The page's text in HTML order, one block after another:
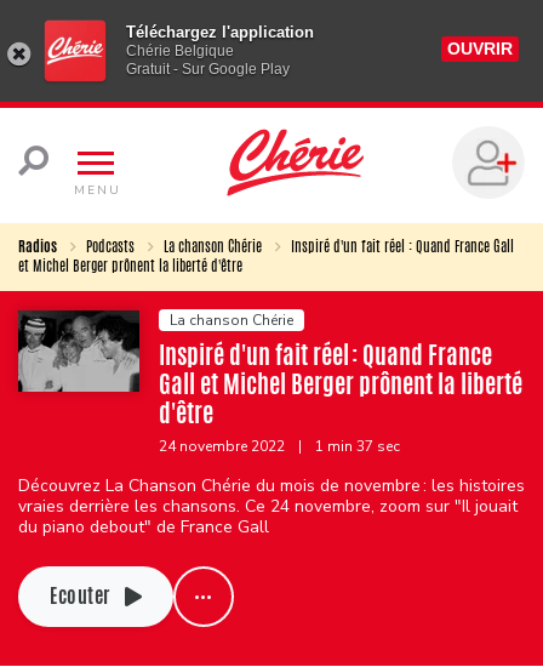
Téléchargez l'application
Chérie Belgique
Gratuit - Sur Google Play
OUVRIR
MENU
Radios Podcasts La chanson Chérie
Inspiré d'un fait réel : Quand France Gall
et Michel Berger prônent la liberté d'être
La chanson Chérie
Inspiré d'un fait réel : Quand France
Gall et Michel Berger prônent la liberté
d'être
24 novembre 2022 | 1 min 37 sec
Découvrez La Chanson Chérie du mois de novembre : les histoires
vraies derrière les chansons. Ce 24 novembre, zoom sur "Il jouait
du piano debout" de France Gall
Ecouter